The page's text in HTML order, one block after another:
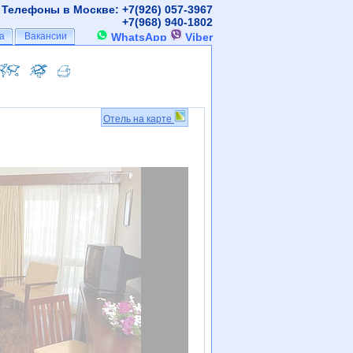
Отель на карте
Телефоны в Москве: +7(926) 057-3967
+7(968) 940-1802
WhatsApp
Viber
Вакансии
Вакансии